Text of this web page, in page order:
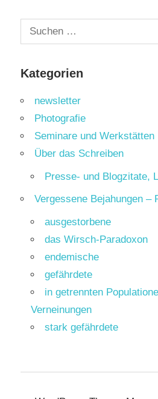
Suchen
nach:
Kategorien
newsletter
Photografie
Seminare und Werkstätten
Über das Schreiben
Presse- und Blogzitate,
Vergessene Bejahungen –
ausgestorbene
das Wirsch-Paradoxon
endemische
gefährdete
in getrennten
Verneinungen
stark gefährdete